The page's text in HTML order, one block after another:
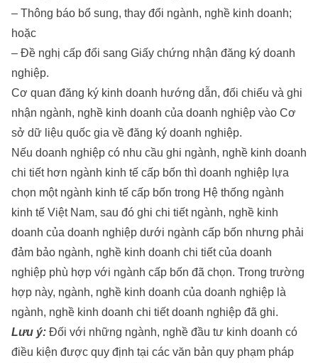
– Thông báo bổ sung, thay đổi ngành, nghề kinh doanh;
hoặc
– Đề nghị cấp đổi sang Giấy chứng nhận đăng ký doanh
nghiệp.
Cơ quan đăng ký kinh doanh hướng dẫn, đối chiếu và ghi
nhận ngành, nghề kinh doanh của doanh nghiệp vào Cơ
sở dữ liệu quốc gia về đăng ký doanh nghiệp.
Nếu doanh nghiệp có nhu cầu ghi ngành, nghề kinh doanh
chi tiết hơn ngành kinh tế cấp bốn thì doanh nghiệp lựa
chọn một ngành kinh tế cấp bốn trong Hệ thống ngành
kinh tế Việt Nam, sau đó ghi chi tiết ngành, nghề kinh
doanh của doanh nghiệp dưới ngành cấp bốn nhưng phải
đảm bảo ngành, nghề kinh doanh chi tiết của doanh
nghiệp phù hợp với ngành cấp bốn đã chọn. Trong trường
hợp này, ngành, nghề kinh doanh của doanh nghiệp là
ngành, nghề kinh doanh chi tiết doanh nghiệp đã ghi.
Lưu ý: Đối với những ngành, nghề đầu tư kinh doanh có
điều kiện được quy định tại các văn bản quy phạm pháp